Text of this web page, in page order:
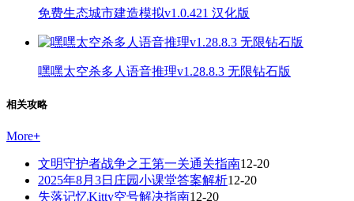
免费生态城市建造模拟v1.0.421 汉化版
嘿嘿太空杀多人语音推理v1.28.8.3 无限钻石版
相关攻略
More+
文明守护者战争之王第一关通关指南12-20
2025年8月3日庄园小课堂答案解析12-20
失落记忆Kitty空号解决指南12-20